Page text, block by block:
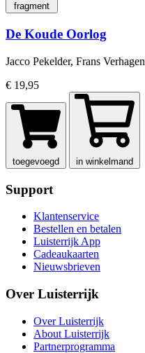
fragment
De Koude Oorlog
Jacco Pekelder, Frans Verhagen
€ 19,95
toegevoegd in winkelmand
Support
Klantenservice
Bestellen en betalen
Luisterrijk App
Cadeaukaarten
Nieuwsbrieven
Over Luisterrijk
Over Luisterrijk
About Luisterrijk
Partnerprogramma